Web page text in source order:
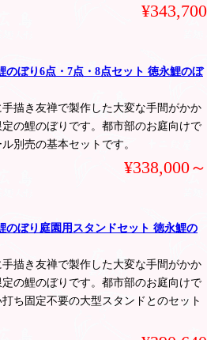
¥343,700
のぼり6点・7点・8点セット 徳永鯉のぼ
描き友禅で製作した大変な手間がかか
定の鯉のぼりです。都市部のお庭向けで
別売の基本セットです。
¥338,000～
のぼり庭園用スタンドセット 徳永鯉の
描き友禅で製作した大変な手間がかか
定の鯉のぼりです。都市部のお庭向けで
ち固定不要の大型スタンドとのセット